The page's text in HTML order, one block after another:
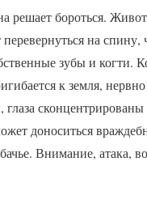
решает бороться.
на
зубы и когти.
к земля,
доноситься
Внимание, атака,